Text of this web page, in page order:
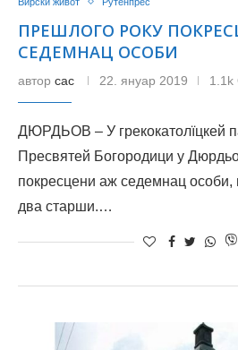
ПРЕШЛОГО РОКУ
СЕДЕМНАЦ ОСОБИ
автор сас 22. януар 2019 1.1k
ДЮРДЬОВ – У грекокатолїцкей
Пресвятей Богородици у
покресцени аж седемнац особи,
два старши.…